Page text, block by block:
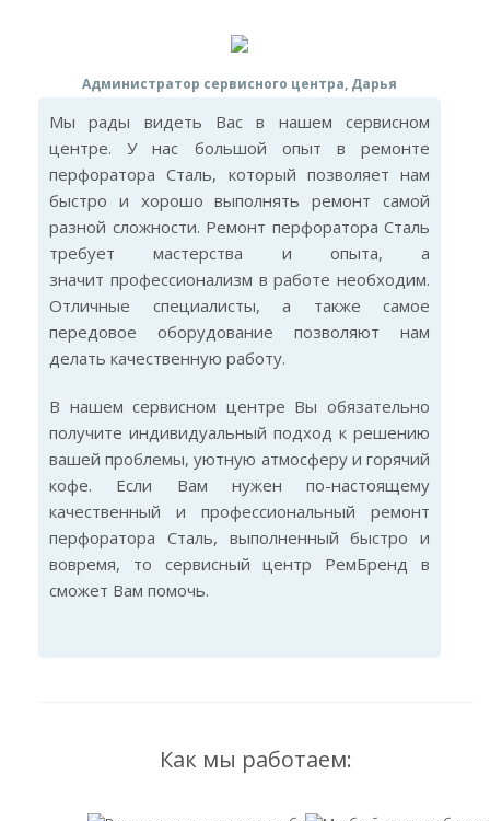
Администратор сервисного центра, Дарья
Мы рады видеть Вас в нашем сервисном
центре. У нас большой опыт в ремонте
перфоратора Сталь, который позволяет нам
быстро и хорошо выполнять ремонт самой
разной сложности. Ремонт перфоратора Сталь
требует мастерства и опыта, а
значит профессионализм в работе необходим.
Отличные специалисты, а также самое
передовое оборудование позволяют нам
делать качественную работу.
В нашем сервисном центре Вы обязательно
получите индивидуальный подход к решению
вашей проблемы, уютную атмосферу и горячий
кофе. Если Вам нужен по-настоящему
качественный и профессиональный ремонт
перфоратора Сталь, выполненный быстро и
вовремя, то сервисный центр РемБренд в
сможет Вам помочь.
Как мы работаем: